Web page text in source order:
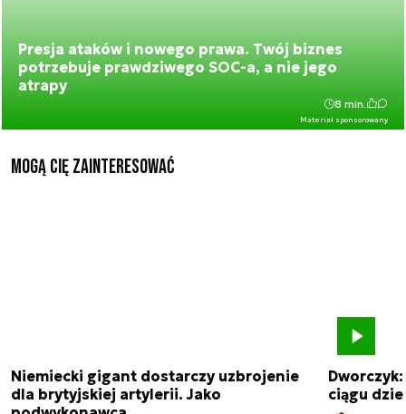
Presja ataków i nowego prawa. Twój biznes
potrzebuje prawdziwego SOC-a, a nie jego
atrapy
Materiał sponsorowany
8 min.
Mogą Cię zainteresować
Niemiecki gigant dostarczy uzbrojenie
dla brytyjskiej artylerii. Jako
ciągu